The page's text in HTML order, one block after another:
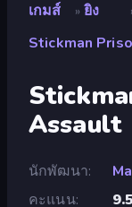
เกมส์ » ยิง
Stickman
Assault
นักพัฒนา
คะแนน
9.5